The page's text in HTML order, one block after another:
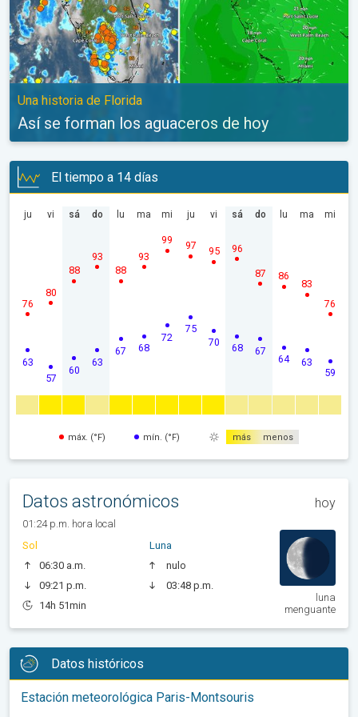
Una historia de Florida
Así se forman los aguaceros de hoy
El tiempo a 14 días
ju
63
76
vi
57
80
sá
60
88
do
63
93
lu
67
88
ma
68
93
mi
72
99
ju
75
97
vi
70
95
sá
68
96
do
67
87
lu
64
86
ma
63
83
mi
59
76
máx. (°F) mín. (°F) más menos
Datos astronómicos hoy
01:24 p.m. hora local
Sol
06:30 a.m.
09:21 p.m.
14h 51min
Luna
nulo
03:48 p.m.
luna
menguante
Datos históricos
Estación meteorológica Paris-Montsouris